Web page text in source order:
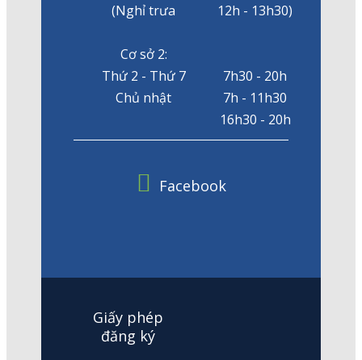
(Nghỉ trưa
12h - 13h30)
Cơ sở 2:
Thứ 2 - Thứ 7
7h30 - 20h
Chủ nhật
7h - 11h30
16h30 - 20h
Facebook
Giấy phép
đăng ký